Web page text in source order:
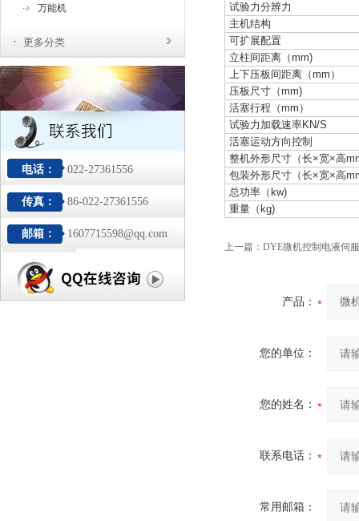
万能机
更多分类
电话： 022-27361556
传真： 86-022-27361556
邮箱： 1607715598@qq.com
试验力分辨力
主机结构
可扩展配置
立柱间距离（mm)
上下压板间距离（mm）
压板尺寸（mm)
活塞行程（mm）
试验力加载速率KN/S
活塞运动方向控制
整机外形尺寸（长×宽×高
包装外形尺寸（长×宽×高
总功率（kw)
重量（kg)
上一篇： DYE微机控制电液伺
产品：
您的单位：
您的姓名：
联系电话：
常用邮箱：